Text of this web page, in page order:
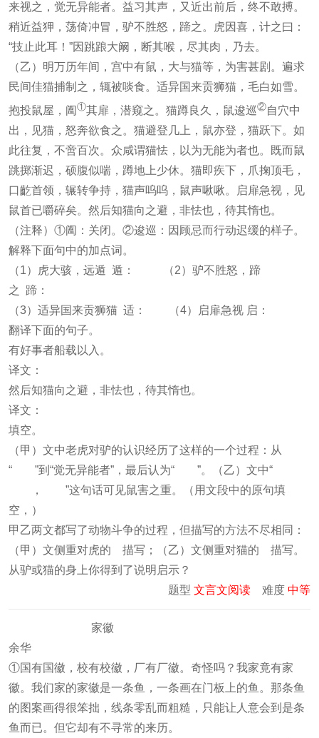
来视之，觉无异能者。益习其声，又近出前后，终不敢搏。
稍近益狎，荡倚冲冒，驴不胜怒，蹄之。虎因喜，计之曰：
“技止此耳！”因跳踉大阚，断其喉，尽其肉，乃去。
（乙）明万历年间，宫中有鼠，大与猫等，为害甚剧。遍求
民间佳猫捕制之，辄被啖食。适异国来贡狮猫，毛白如雪。
抱投鼠屋，阖①其扉，潜窥之。猫蹲良久，鼠逡巡②自穴中
出，见猫，怒奔欲食之。猫避登几上，鼠亦登，猫跃下。如
此往复，不啻百次。众咸谓猫怯，以为无能为者也。既而鼠
跳掷渐迟，硕腹似喘，蹲地上少休。猫即疾下，爪掬顶毛，
口齕首领，辗转争持，猫声呜呜，鼠声啾啾。启扉急视，见
鼠首已嚼碎矣。然后知猫向之避，非怯也，待其惰也。
（注释）①阖：关闭。②逡巡：因顾忌而行动迟缓的样子。
解释下面句中的加点词。
（1）虎大骇，远遁 遁： （2）驴不胜怒，蹄
之 蹄：
（3）适异国来贡狮猫 适： （4）启扉急视 启：
翻译下面的句子。
有好事者船载以入。
译文：
然后知猫向之避，非怯也，待其惰也。
译文：
填空。
（甲）文中老虎对驴的认识经历了这样的一个过程：从
“ ”到“觉无异能者”，最后认为“ ”。（乙）文中“
， ”这句话可见鼠害之重。（用文段中的原句填
空，）
甲乙两文都写了动物斗争的过程，但描写的方法不尽相同：
（甲）文侧重对虎的 描写；（乙）文侧重对猫的 描写。
从驴或猫的身上你得到了说明启示？
题型 文言文阅读 难度 中等
家徽
余华
①国有国徽，校有校徽，厂有厂徽。奇怪吗？我家竟有家
徽。我们家的家徽是一条鱼，一条画在门板上的鱼。那条鱼
的图案画得很笨拙，线条零乱而粗糙，只能让人意会到是条
鱼而已。但它却有不寻常的来历。